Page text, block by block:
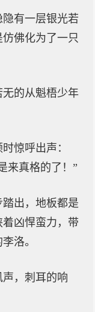
有一层银光若
佛化为了一只
无的从魁梧少年
惊呼出声：
来真格的了！”
出，地板都是
凶悍蛮力，带
洛。
，刺耳的响